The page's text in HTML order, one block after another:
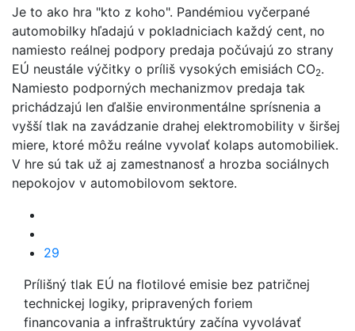
Je to ako hra "kto z koho". Pandémiou vyčerpané
automobilky hľadajú v pokladniciach každý cent, no
namiesto reálnej podpory predaja počúvajú zo strany
EÚ neustále výčitky o príliš vysokých emisiách CO2.
Namiesto podporných mechanizmov predaja tak
prichádzajú len ďalšie environmentálne sprísnenia a
vyšší tlak na zavádzanie drahej elektromobility v širšej
miere, ktoré môžu reálne vyvolať kolaps automobiliek.
V hre sú tak už aj zamestnanosť a hrozba sociálnych
nepokojov v automobilovom sektore.
29
Prílišný tlak EÚ na flotilové emisie bez patričnej
technickej logiky, pripravených foriem
financovania a infraštruktúry začína vyvolávať